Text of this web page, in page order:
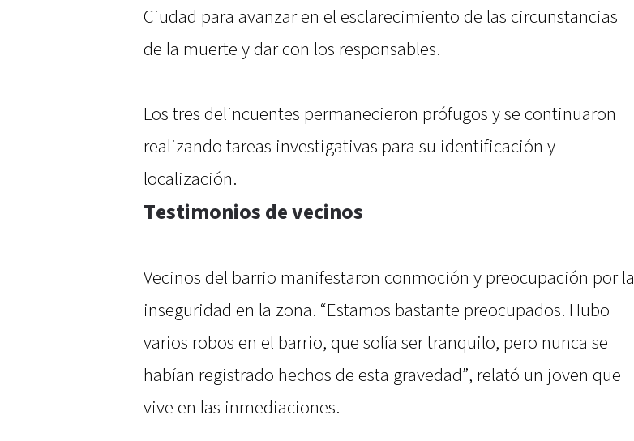
Ciudad para avanzar en el esclarecimiento de las circunstancias
de la muerte y dar con los responsables.
Los tres delincuentes permanecieron prófugos y se continuaron
realizando tareas investigativas para su identificación y
localización.
Testimonios de vecinos
Vecinos del barrio manifestaron conmoción y preocupación por la
inseguridad en la zona. “Estamos bastante preocupados. Hubo
varios robos en el barrio, que solía ser tranquilo, pero nunca se
habían registrado hechos de esta gravedad”, relató un joven que
vive en las inmediaciones.